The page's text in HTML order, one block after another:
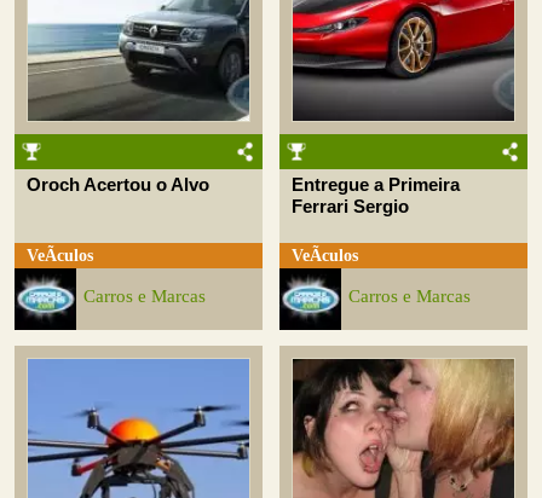
Oroch Acertou o Alvo
VeÃ­culos
Carros e Marcas
Entregue a Primeira
Ferrari Sergio
VeÃ­culos
Carros e Marcas